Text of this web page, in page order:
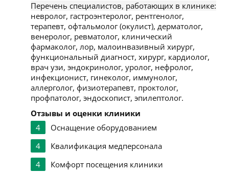
Перечень специалистов, работающих в клинике:
невролог, гастроэнтеролог, рентгенолог,
терапевт, офтальмолог (окулист), дерматолог,
венеролог, ревматолог, клинический
фармаколог, лор, малоинвазивный хирург,
функциональный диагност, хирург, кардиолог,
врач узи, эндокринолог, уролог, нефролог,
инфекционист, гинеколог, иммунолог,
аллерголог, физиотерапевт, проктолог,
профпатолог, эндоскопист, эпилептолог.
Отзывы и оценки клиники
4
Оснащение оборудованием
4
Квалификация медперсонала
4
Комфорт посещения клиники